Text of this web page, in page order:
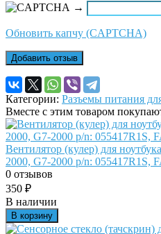
→
Обновить капчу (CAPTCHA)
Добавить отзыв
Категории: Разъемы питания
Вместе с этим товаром
Вентилятор (кулер) для
2000, G7-2000 p/n: 055417R1S,
0 отзывов
350 ₽
В наличии
В корзину